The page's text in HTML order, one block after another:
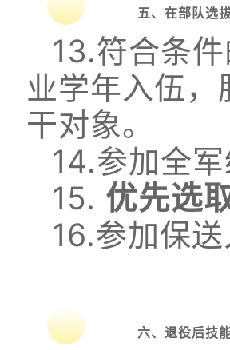
五、在部队选
13.符合条
业学年入伍
干对象。
14.参加全
15. 优先选
16.参加保
六、退役后技